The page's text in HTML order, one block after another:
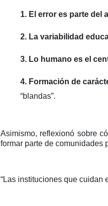
1. El error es parte del
2. La variabilidad
3. Lo humano es el
4. Formación de
“blandas”.
Asimismo, reflexionó sobre
formar parte de comunidades
“Las instituciones que cuidan